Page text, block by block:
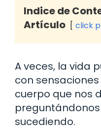
Indice de
Artículo
click
A veces, la vida
con
cuerpo que nos
sucediendo.